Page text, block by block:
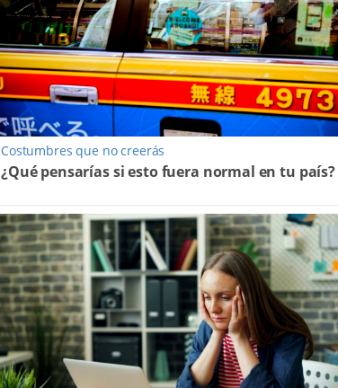
Costumbres que no creerás
¿Qué pensarías si esto fuera normal en tu país?